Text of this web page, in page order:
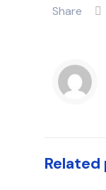
Share
Related